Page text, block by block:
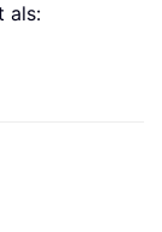
als: